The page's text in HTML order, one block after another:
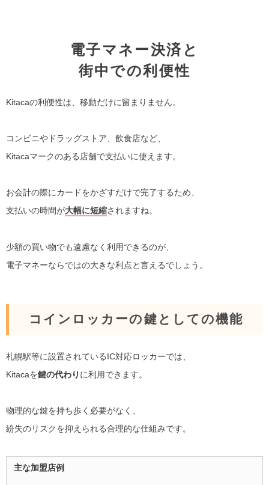
電子マネー決済と
街中での利便性
Kitacaの利便性は、移動だけに留まりません。
コンビニやドラッグストア、飲食店など、
Kitacaマークのある店舗で支払いに使えます。
お会計の際にカードをかざすだけで完了するため、
支払いの時間が大幅に短縮されますね。
少額の買い物でも遠慮なく利用できるのが、
電子マネーならではの大きな利点と言えるでしょう。
コインロッカーの鍵としての機能
札幌駅等に設置されているIC対応ロッカーでは、
Kitacaを鍵の代わり に利用できます。
物理的な鍵を持ち歩く必要がなく、
紛失のリスクを抑えられる合理的な仕組みです。
主な加盟店例